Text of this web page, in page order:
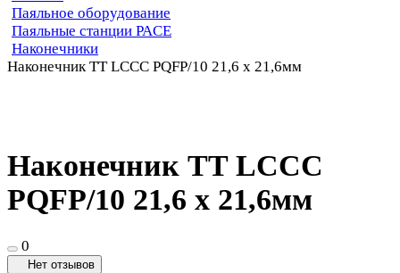
Паяльное оборудование
Паяльные станции PACE
Наконечники
Наконечник TT LCCC PQFP/10 21,6 х 21,6мм
Наконечник TT LCCC
PQFP/10 21,6 х 21,6мм
0
Нет отзывов